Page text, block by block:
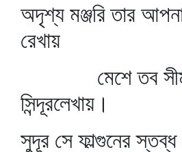
অদৃশ্য মঞ্জরি তার
রেখায়
মেশে তব
সিন্দূরলেখায়।
সুদূর সে ফাল্গুনের